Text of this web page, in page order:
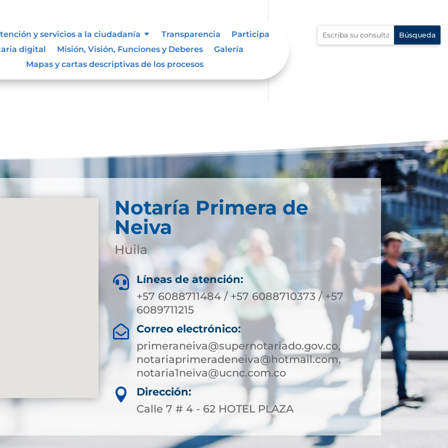
y servicios a la ciudadanía Transparencia
Participa
digital
Misión, Visión, Funciones y Deberes
Galería
Mapas y cartas descriptivas de los procesos
y reservada
Notaría Primera de
Neiva
Huila

Líneas de atención:
+57 6088711484 / +57 6088710373 / +57
6089711215

Correo electrónico:
primeraneiva@supernotariado.gov.co,
notariaprimeradeneiva@hotmail.com,
notaria1neiva@ucnc.com.co

Dirección:
Calle 7 # 4 - 62 HOTEL PLAZA